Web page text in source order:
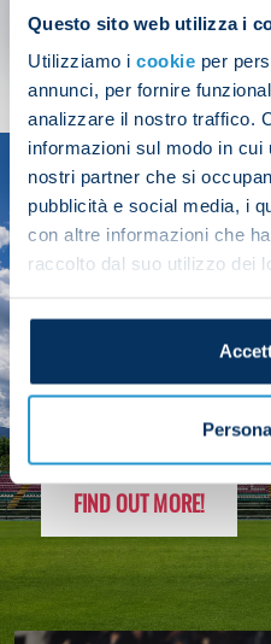
Questo sito web utilizza i
Utilizziamo i cookie per
annunci, per fornire
analizzare il nostro traffico.
informazioni sul modo in
nostri partner che si
pubblicità e social media, i
con altre informazioni che
raccolto dal suo utilizzo dei
SHOP NOW
SEASON
2025/26
FOLLOW THE
FIND OUT MORE!